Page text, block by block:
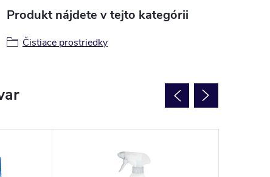
Produkt nájdete v tejto kategórii
Čistiace prostriedky